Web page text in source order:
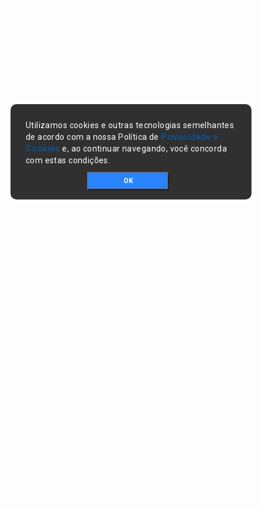
Utilizamos cookies e outras tecnologias semelhantes
de acordo com a nossa Política de Privacidade e
Cookies e, ao continuar navegando, você concorda
com estas condições.
OK